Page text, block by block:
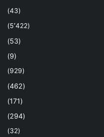
(43)
(5٬422)
(53)
(9)
(929)
(462)
(171)
(294)
(32)